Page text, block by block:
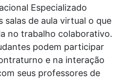
Especializado
salas de aula virtual o que
no trabalho colaborativo.
podem participar
e na interação
seus professores de